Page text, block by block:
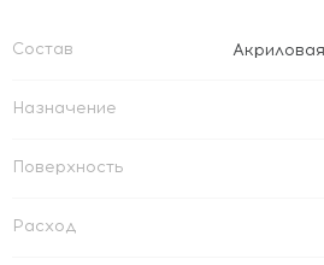
Состав
Назначение
Поверхность
Расход